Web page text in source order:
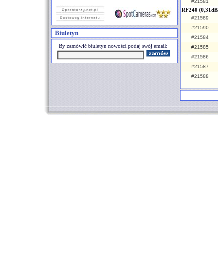
Biuletyn
By zamówić biuletyn nowości podaj swój email:
#21581
RF240
#21589
#21590
#21584
#21585
#21586
#21587
#21588